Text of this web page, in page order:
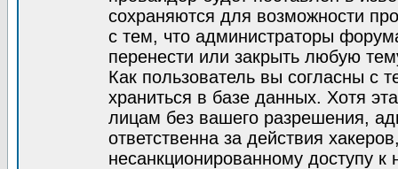
сохраняются для возможности
с тем, что администраторы
перенести или закрыть любую
Как пользователь вы согласны с
храниться в базе данных. Хотя
лицам без вашего разрешения,
ответственна за действия
несанкционированному доступу к